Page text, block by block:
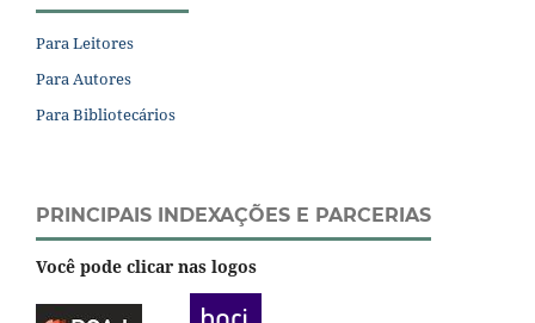
Para Leitores
Para Autores
Para Bibliotecários
PRINCIPAIS INDEXAÇÕES E PARCERIAS
Você pode clicar nas logos